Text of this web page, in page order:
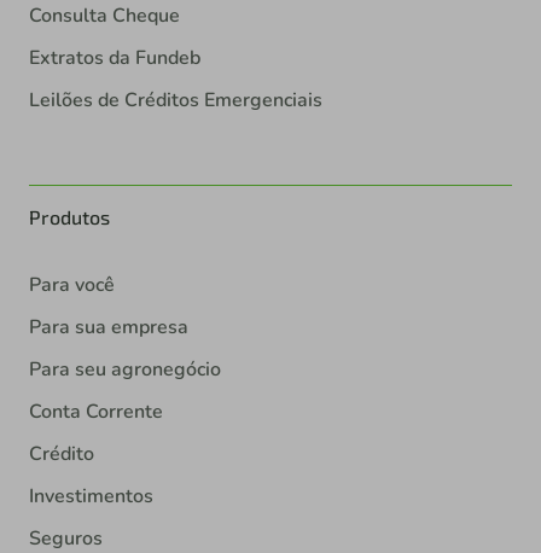
Consulta Cheque
Extratos da Fundeb
Leilões de Créditos Emergenciais
Produtos
Para você
Para sua empresa
Para seu agronegócio
Conta Corrente
Crédito
Investimentos
Seguros